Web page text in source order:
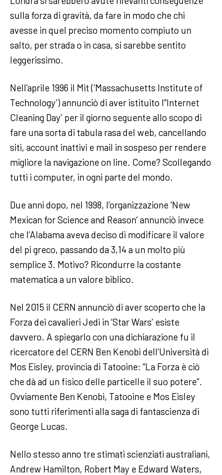
sulla forza di gravità, da fare in modo che chi
avesse in quel preciso momento compiuto un
salto, per strada o in casa, si sarebbe sentito
leggerissimo.
Nell’aprile 1996 il Mit (‘Massachusetts Institute of
Technology’) annunciò di aver istituito l”Internet
Cleaning Day’ per il giorno seguente allo scopo di
fare una sorta di tabula rasa del web, cancellando
siti, account inattivi e mail in sospeso per rendere
migliore la navigazione on line. Come? Scollegando
tutti i computer, in ogni parte del mondo.
Due anni dopo, nel 1998, l’organizzazione ‘New
Mexican for Science and Reason’ annunciò invece
che l’Alabama aveva deciso di modificare il valore
del pi greco, passando da 3,14 a un molto più
semplice 3. Motivo? Ricondurre la costante
matematica a un valore biblico.
Nel 2015 il CERN annunciò di aver scoperto che la
Forza dei cavalieri Jedi in ‘Star Wars’ esiste
davvero. A spiegarlo con una dichiarazione fu il
ricercatore del CERN Ben Kenobi dell’Università di
Mos Eisley, provincia di Tatooine: “La Forza è ciò
che dà ad un fisico delle particelle il suo potere”.
Ovviamente Ben Kenobi, Tatooine e Mos Eisley
sono tutti riferimenti alla saga di fantascienza di
George Lucas.
Nello stesso anno tre stimati scienziati australiani,
Andrew Hamilton, Robert May e Edward Waters,